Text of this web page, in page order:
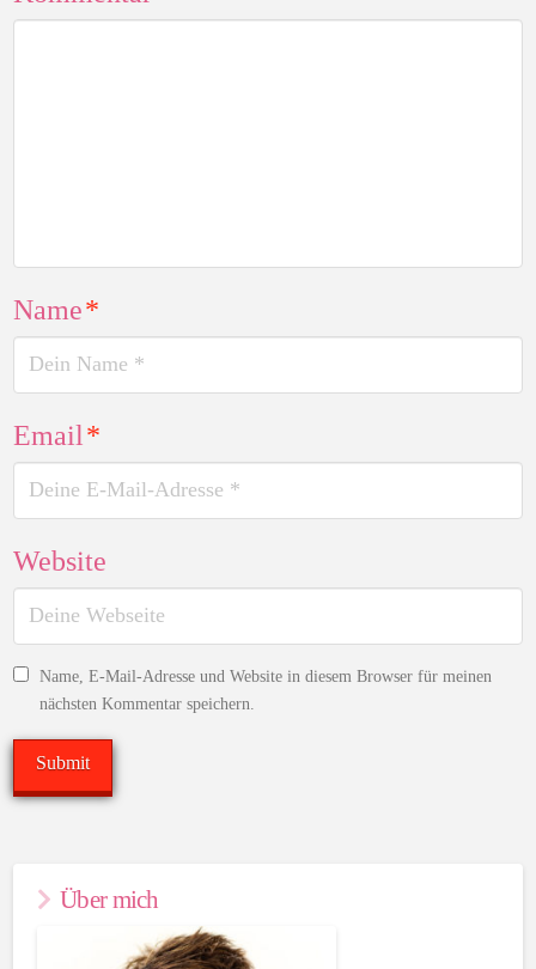
Name*
Email*
Website
Name, E-Mail-Adresse und Website in diesem Browser für meinen
nächsten Kommentar speichern.
Über mich